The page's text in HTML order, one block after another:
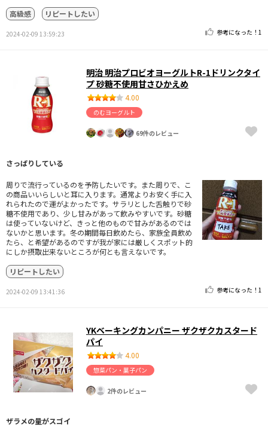
高級感
リピートしたい
2024-02-09 13:59:23 参考になった！ 1
明治 明治プロビオヨーグルトR-1ドリンクタイ
プ 砂糖不使用甘さひかえめ
4.00
のむヨーグルト
69件のレビュー
さっぱりしている
周りで流行っているのを予防したいです。また周りで、こ
の商品いいらしいと耳に入ります。通常よりお安く手に入
れられたので運がよかったです。サラリとした舌触りで砂
糖不使用であり、少し甘みがあって飲みやすいです。砂糖
は使っていないけど、きっと他のもので甘みがあるのでは
ないかと思います。冬の期間毎日飲めたら、家族全員飲め
たら、と希望があるのですが我が家には厳しくスポット的
にしか摂取出来ないところが何とも言えないです。
リピートしたい
2024-02-09 13:41:36 参考になった！ 1
YKベーキングカンパニー ザクザクカスタード
パイ
4.00
惣菜パン・菓子パン
2件のレビュー
ザラメの量がスゴイ